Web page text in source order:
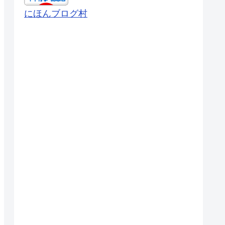
にほんブログ村